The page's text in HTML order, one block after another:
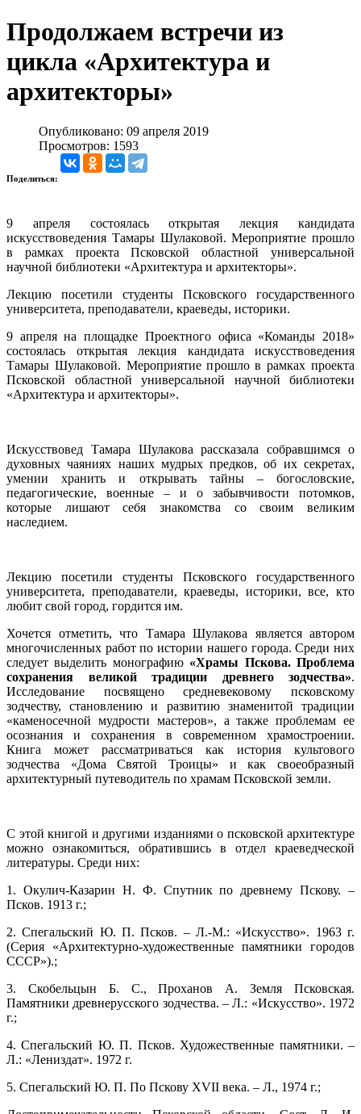
Продолжаем встречи из
цикла «Архитектура и
архитекторы»
Опубликовано: 09 апреля 2019
Просмотров: 1593
Поделиться:
9 апреля состоялась открытая лекция кандидата
искусствоведения Тамары Шулаковой. Мероприятие прошло
в рамках проекта Псковской областной универсальной
научной библиотеки «Архитектура и архитекторы».
Лекцию посетили студенты Псковского государственного
университета, преподаватели, краеведы, историки.
9 апреля на площадке Проектного офиса «Команды 2018»
состоялась открытая лекция кандидата искусствоведения
Тамары Шулаковой. Мероприятие прошло в рамках проекта
Псковской областной универсальной научной библиотеки
«Архитектура и архитекторы».
Искусствовед Тамара Шулакова рассказала собравшимся о
духовных чаяниях наших мудрых предков, об их секретах,
умении хранить и открывать тайны – богословские,
педагогические, военные – и о забывчивости потомков,
которые лишают себя знакомства со своим великим
наследием.
Лекцию посетили студенты Псковского государственного
университета, преподаватели, краеведы, историки, все, кто
любит свой город, гордится им.
Хочется отметить, что Тамара Шулакова является автором
многочисленных работ по истории нашего города. Среди них
следует выделить монографию«Храмы Пскова. Проблема
сохранения великой традиции древнего зодчества».
Исследование посвящено средневековому псковскому
зодчеству, становлению и развитию знаменитой традиции
«каменосечной мудрости мастеров», а также проблемам ее
осознания и сохранения в современном храмостроении.
Книга может рассматриваться как история культового
зодчества «Дома Святой Троицы» и как своеобразный
архитектурный путеводитель по храмам Псковской земли.
С этой книгой и другими изданиями о псковской архитектуре
можно ознакомиться, обратившись в отдел краеведческой
литературы. Среди них:
1. Окулич-Казарин Н. Ф. Спутник по древнему Пскову. ‒
Псков. 1913 г.;
2. Спегальский Ю. П. Псков. ‒ Л.-М.: «Искусство». 1963 г.
(Серия «Архитектурно-художественные памятники городов
СССР»).;
3. Скобельцын Б. С., Проханов А. Земля Псковская.
Памятники древнерусского зодчества. ‒ Л.: «Искусство». 1972
г.;
4. Спегальский Ю. П. Псков. Художественные памятники. ‒
Л.: «Лениздат». 1972 г.
5. Спегальский Ю. П. По Пскову XVII века. ‒ Л., 1974 г.;